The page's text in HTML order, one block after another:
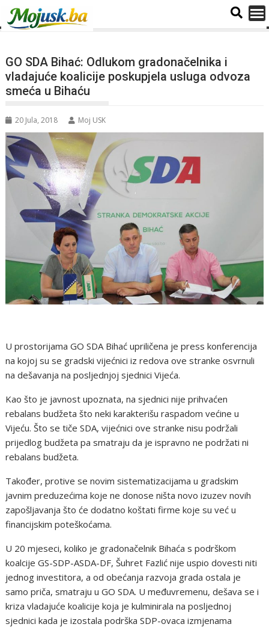
GO SDA Bihać: Odlukom gradonačelnika i
vladajuće koalicije poskupjela usluga odvoza
smeća u Bihaću
20 Jula, 2018 Moj USK
U prostorijama GO SDA Bihać upriličena je press konferencija
na kojoj su se gradski vijećnici iz redova ove stranke osvrnuli
na dešavanja na posljednjoj sjednici Vijeća.
Kao što je javnost upoznata, na sjednici nije prihvaćen
rebalans budžeta što neki karakterišu raspadom većine u
Vijeću. Što se tiče SDA, vijećnici ove stranke nisu podržali
prijedlog budžeta pa smatraju da je ispravno ne podržati ni
rebalans budžeta.
Također, protive se novim sistematizacijama u gradskim
javnim preduzećima koje ne donose ništa novo izuzev novih
zapošljavanja što će dodatno koštati firme koje su već u
financijskim poteškoćama.
U 20 mjeseci, koliko je gradonačelnik Bihaća s podrškom
koalcije GS-SDP-ASDA-DF, Šuhret Fazlić nije uspio dovesti niti
jednog investitora, a od obećanja razvoja grada ostala je
samo priča, smatraju u GO SDA. U međuvremenu, dešava se i
kriza vladajuće koalicije koja je kulminirala na posljednoj
sjednici kada je izostala podrška SDP-ovaca izmjenama